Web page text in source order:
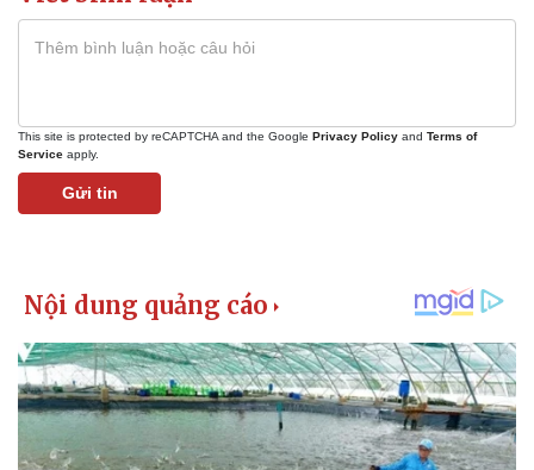
This site is protected by reCAPTCHA and the Google Privacy Policy and Terms of
Service apply.
Gửi tin